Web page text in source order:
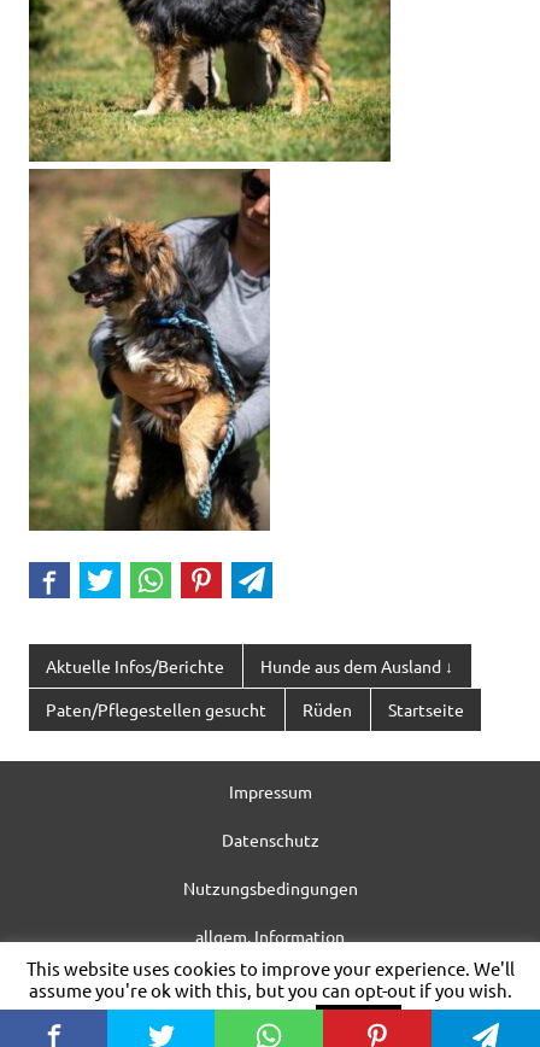
Aktuelle Infos/Berichte Hunde aus dem Ausland ↓
Paten/Pflegestellen gesucht Rüden Startseite
Impressum
Datenschutz
Nutzungsbedingungen
allgem. Information
WordPress-Theme: Dynamic News von ThemeZee.
This website uses cookies to improve your experience. We'll
assume you're ok with this, but you can opt-out if you wish.
Cookie settings
ACCEPT